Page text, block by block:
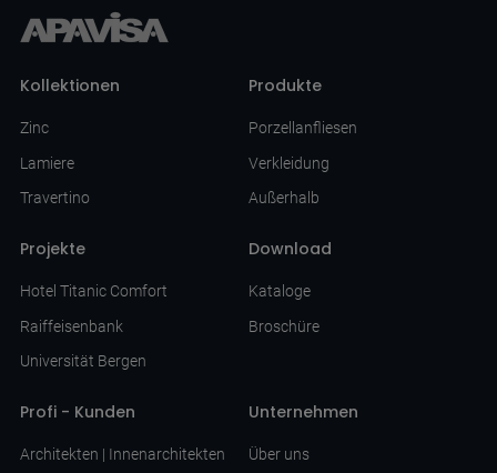
Kollektionen
Zinc
Lamiere
Travertino
Produkte
Porzellanfliesen
Verkleidung
Außerhalb
Projekte
Hotel Titanic Comfort
Raiffeisenbank
Universität Bergen
Download
Kataloge
Broschüre
Profi - Kunden
Architekten | Innenarchitekten
Unternehmen
Über uns